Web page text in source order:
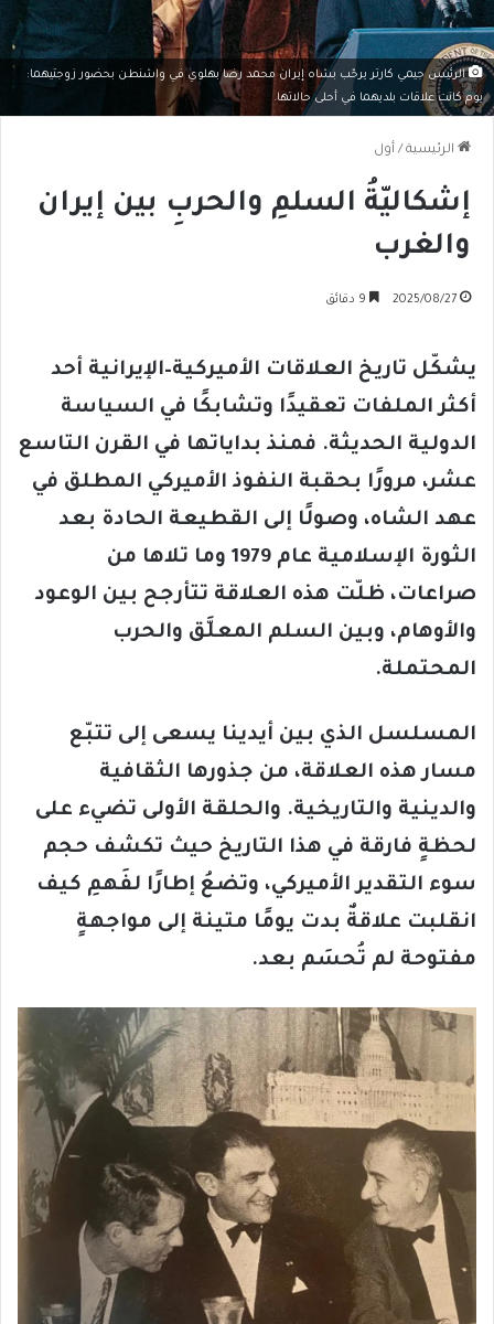
الرئيس جيمي كارتر يرحّب بشاه إيران محمد رضا بهلوي في واشنطن بحضور زوجتيهما:
يوم كانت علاقات بلديهما في أحلى حالاتها.
الرئيسية / أول
إشكاليّةُ السلمِ والحربِ بين إيران
والغرب
2025/08/27
يشكّل تاريخ العلاقات الأميركية–الإيرانية أحد
أكثر الملفات تعقيدًا وتشابكًا في السياسة
الدولية الحديثة. فمنذ بداياتها في القرن التاسع
عشر، مرورًا بحقبة النفوذ الأميركي المطلق في
عهد الشاه، وصولًا إلى القطيعة الحادة بعد
الثورة الإسلامية عام 1979 وما تلاها من
صراعات، ظلّت هذه العلاقة تتأرجح بين الوعود
والأوهام، وبين السلم المعلَّق والحرب
المحتملة.
المسلسل الذي بين أيدينا يسعى إلى تتبّع
مسار هذه العلاقة، من جذورها الثقافية
والدينية والتاريخية. والحلقة الأولى تضيء على
لحظةٍ فارقة في هذا التاريخ حيث تكشف حجم
سوء التقدير الأميركي، وتضعُ إطارًا لفَهمِ كيف
انقلبت علاقةٌ بدت يومًا متينة إلى مواجهةٍ
مفتوحة لم تُحسَم بعد.